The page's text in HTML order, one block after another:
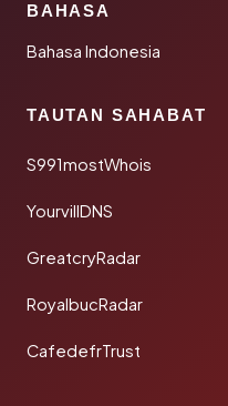
BAHASA
Bahasa Indonesia
TAUTAN SAHABAT
S991mostWhois
YourvillDNS
GreatcryRadar
RoyalbucRadar
CafedefrTrust